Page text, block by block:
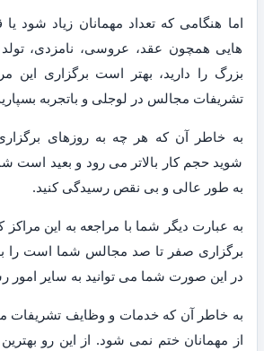
اما هنگامی که تعداد مهمانان زیاد شود
هایی همچون عقد، عروسی، نامزدی،
بزرگ را دارید، بهتر است برگزاری این
تشریفات مجالس در لوجلی و باتجربه
به خاطر آن که هر چه به روزهای
شوید حجم کار بالاتر می رود و بعید است
به طور عالی و بی نقص رسیدگی کنید.
به عبارت دیگر شما با مراجعه به این
برگزاری صفر تا صد مجالس شما است را
در این صورت شما می توانید به سایر امور
به خاطر آن که خدمات و وظایف تشریفات
از مهمانان ختم نمی شود. از این رو